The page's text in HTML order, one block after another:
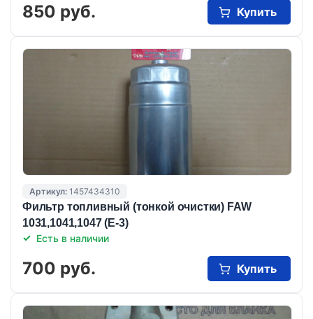
850 руб. Купить
Артикул: 1457434310
Фильтр топливный (тонкой очистки) FAW
1031,1041,1047 (Е-3)
Есть в наличии
700 руб. Купить